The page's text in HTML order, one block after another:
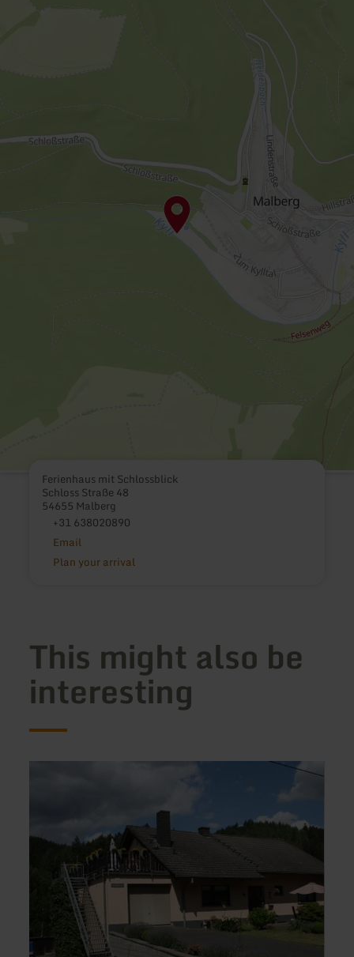
Ferienhaus mit Schlossblick
Schloss Straße 48
54655 Malberg
+31 638020890
Email
Plan your arrival
This might also be
interesting
more